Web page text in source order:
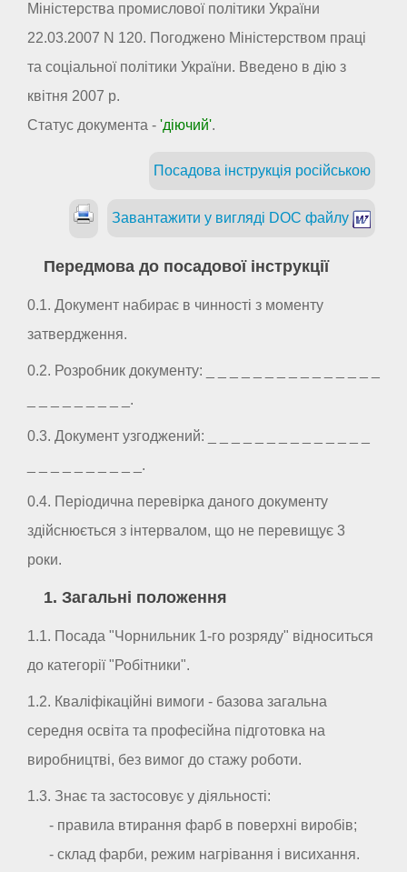
Міністерства промислової політики України
22.03.2007 N 120. Погоджено Міністерством праці
та соціальної політики України. Введено в дію з
квітня 2007 р.
Статус документа - 'діючий'.
Посадова інструкція російською
Завантажити у вигляді DOC файлу
Передмова до посадової інструкції
0.1. Документ набирає в чинності з моменту
затвердження.
0.2. Розробник документу: _ _ _ _ _ _ _ _ _ _ _ _ _ _ _
_ _ _ _ _ _ _ _ _.
0.3. Документ узгоджений: _ _ _ _ _ _ _ _ _ _ _ _ _ _
_ _ _ _ _ _ _ _ _ _.
0.4. Періодична перевірка даного документу
здійснюється з інтервалом, що не перевищує 3
роки.
1. Загальні положення
1.1. Посада "Чорнильник 1-го розряду" відноситься
до категорії "Робітники".
1.2. Кваліфікаційні вимоги - базова загальна
середня освіта та професійна підготовка на
виробництві, без вимог до стажу роботи.
1.3. Знає та застосовує у діяльності:
- правила втирання фарб в поверхні виробів;
- склад фарби, режим нагрівання і висихання.